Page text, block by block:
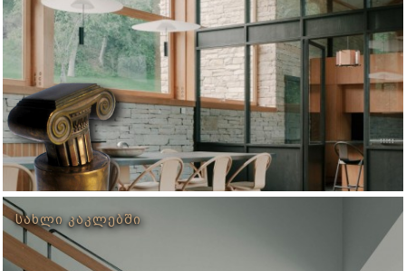
ᲡᲐᲮᲚᲘ ᲙᲐᲙᲚᲔᲑᲨᲘ